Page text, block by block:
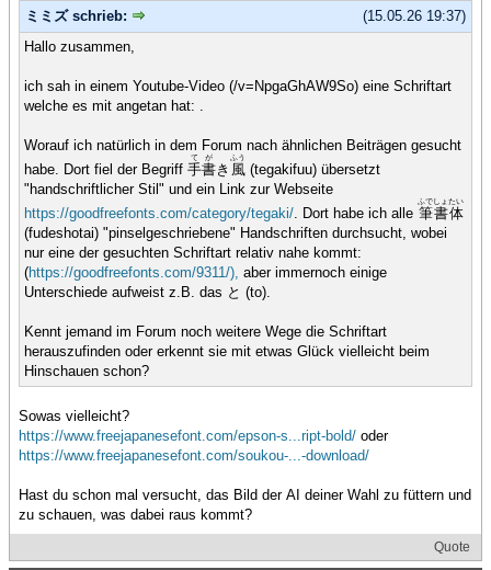
(15.05.26 19:37)
ミミズ schrieb:
Hallo zusammen,
ich sah in einem Youtube-Video (/v=NpgaGhAW9So) eine Schriftart
welche es mit angetan hat: .
Worauf ich natürlich in dem Forum nach ähnlichen Beiträgen gesucht
habe. Dort fiel der Begriff 手
て
書
が
き 風
ふう
(tegakifuu) übersetzt
"handschriftlicher Stil" und ein Link zur Webseite
https://goodfreefonts.com/category/tegaki/. Dort habe ich alle 筆
ふで
書
しょ
体
たい
(fudeshotai) "pinselgeschriebene" Handschriften durchsucht, wobei
nur eine der gesuchten Schriftart relativ nahe kommt:
(https://goodfreefonts.com/9311/), aber immernoch einige
Unterschiede aufweist z.B. das と (to).
Kennt jemand im Forum noch weitere Wege die Schriftart
herauszufinden oder erkennt sie mit etwas Glück vielleicht beim
Hinschauen schon?
Sowas vielleicht?
https://www.freejapanesefont.com/epson-s...ript-bold/ oder
https://www.freejapanesefont.com/soukou-...-download/
Hast du schon mal versucht, das Bild der AI deiner Wahl zu füttern und
zu schauen, was dabei raus kommt?
Quote